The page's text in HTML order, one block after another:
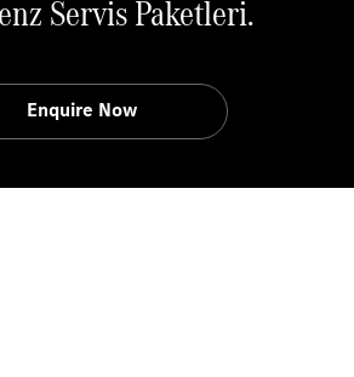
Servis Paketleri.
Enquire Now